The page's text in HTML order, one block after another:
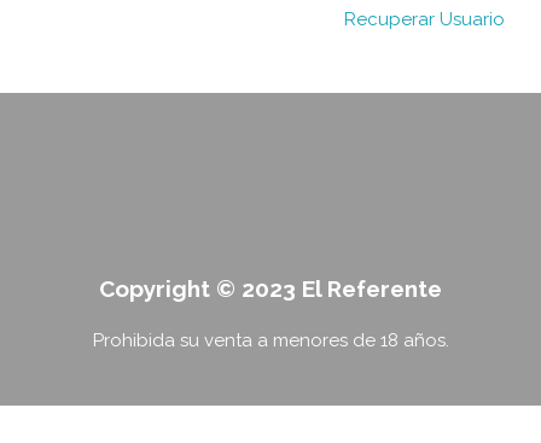
Recuperar Usuario
Copyright © 2023 El Referente
Prohibida su venta a menores de 18 años.